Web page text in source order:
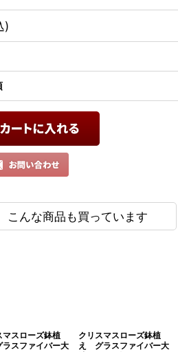
)
こんな商品も買っています
マスローズ鉢植
スファイバー大
クリスマスローズ鉢植
え グラスファイバー大